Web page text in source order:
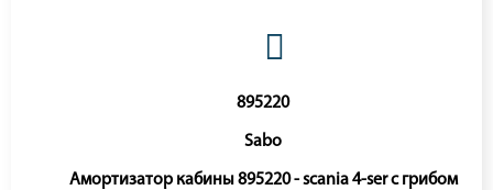
895220
Sabo
Амортизатор кабины 895220 - scania 4-ser с грибом